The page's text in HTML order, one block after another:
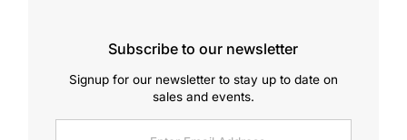
Subscribe to our newsletter
Signup for our newsletter to stay up to date on
sales and events.